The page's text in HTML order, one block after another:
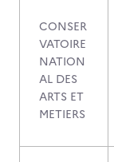
CONSER
VATOIRE
NATION
AL DES
ARTS ET
METIERS